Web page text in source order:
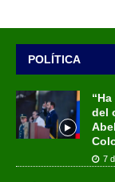
POLÍTICA
del
7